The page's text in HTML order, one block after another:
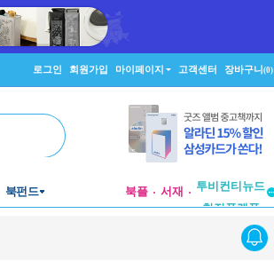
로그인 회원가입 마이페이지 고객센터 장바구니(0)
북펀드 북플 서재
창작플랫폼